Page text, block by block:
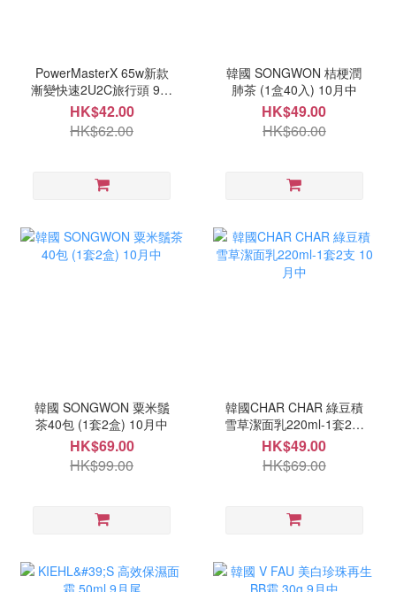
PowerMasterX 65w新款
漸變快速2U2C旅行頭 9月
尾
HK$42.00
HK$62.00
韓國 SONGWON 桔梗潤
肺茶 (1盒40入) 10月中
HK$49.00
HK$60.00
韓國 SONGWON 粟米鬚
茶40包 (1套2盒) 10月中
HK$69.00
HK$99.00
韓國CHAR CHAR 綠豆積
雪草潔面乳220ml-1套2支
10月中
HK$49.00
HK$69.00